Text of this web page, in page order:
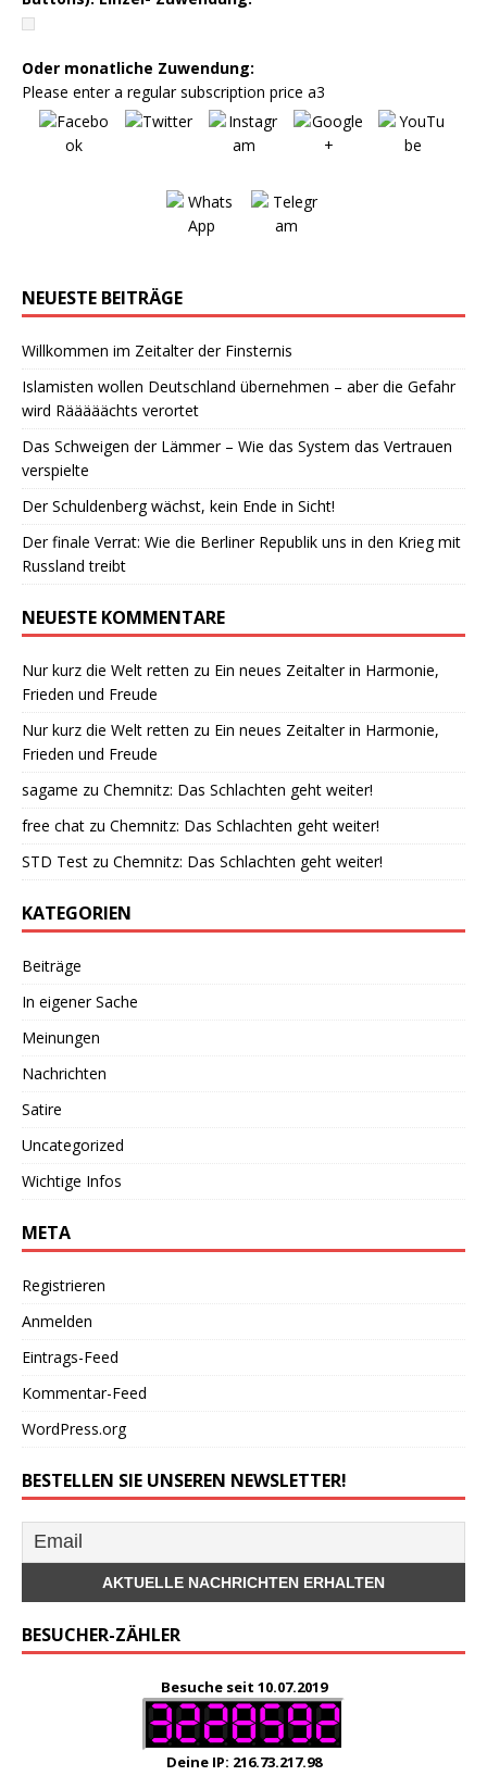
Oder monatliche Zuwendung:
Please enter a regular subscription price a3
NEUESTE BEITRÄGE
Willkommen im Zeitalter der Finsternis
Islamisten wollen Deutschland übernehmen – aber die Gefahr
wird Rääääächts verortet
Das Schweigen der Lämmer – Wie das System das Vertrauen
verspielte
Der Schuldenberg wächst, kein Ende in Sicht!
Der finale Verrat: Wie die Berliner Republik uns in den Krieg mit
Russland treibt
NEUESTE KOMMENTARE
Nur kurz die Welt retten zu Ein neues Zeitalter in Harmonie,
Frieden und Freude
Nur kurz die Welt retten zu Ein neues Zeitalter in Harmonie,
Frieden und Freude
sagame zu Chemnitz: Das Schlachten geht weiter!
free chat zu Chemnitz: Das Schlachten geht weiter!
STD Test zu Chemnitz: Das Schlachten geht weiter!
KATEGORIEN
Beiträge
In eigener Sache
Meinungen
Nachrichten
Satire
Uncategorized
Wichtige Infos
META
Registrieren
Anmelden
Eintrags-Feed
Kommentar-Feed
WordPress.org
BESTELLEN SIE UNSEREN NEWSLETTER!
BESUCHER-ZÄHLER
Besuche seit 10.07.2019
Deine IP: 216.73.217.98